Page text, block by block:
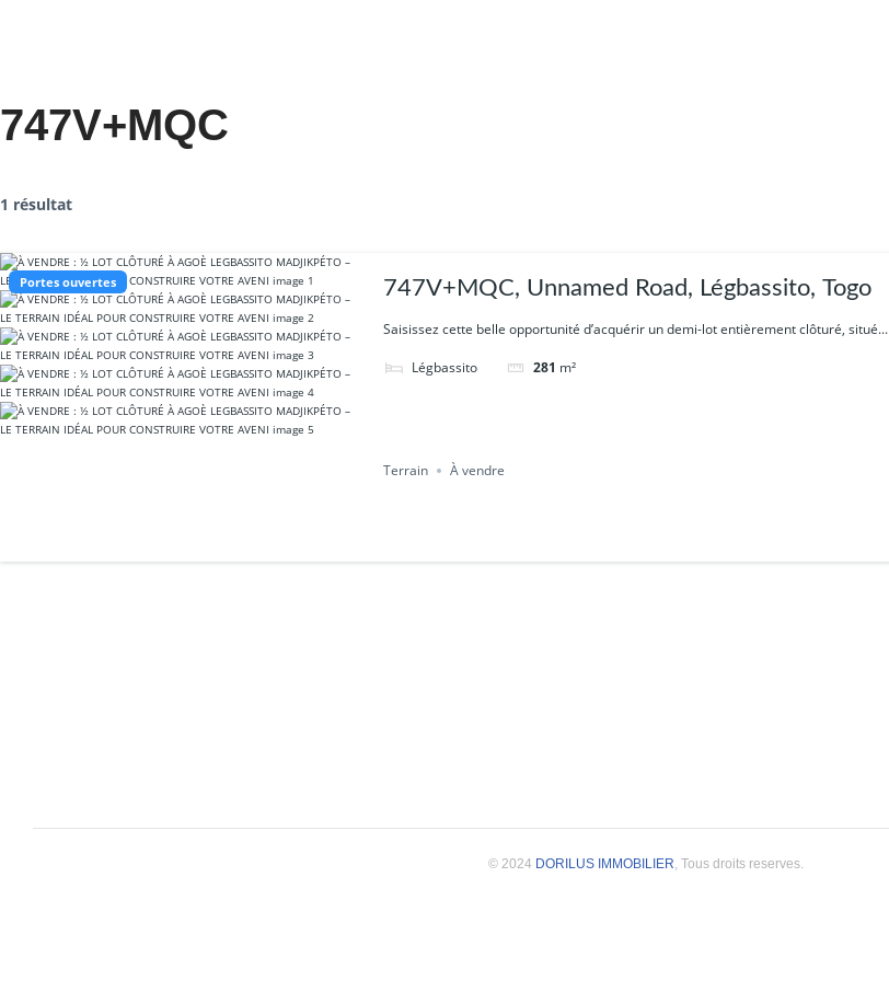
747V+MQC
1 résultat
Portes ouvertes 747V+MQC, Unnamed Road, Légbassito, Togo
Saisissez cette belle opportunité d’acquérir un demi-lot entièrement clôturé, situé...
Légbassito 281 m²
Terrain À vendre
© 2024 DORILUS IMMOBILIER, Tous droits reserves.